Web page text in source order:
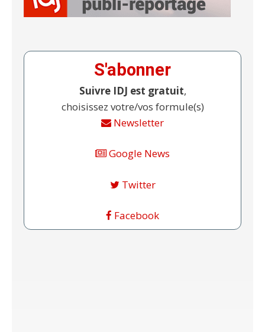
S'abonner
Suivre IDJ est gratuit,
choisissez votre/vos formule(s)
Newsletter
Google News
Twitter
Facebook